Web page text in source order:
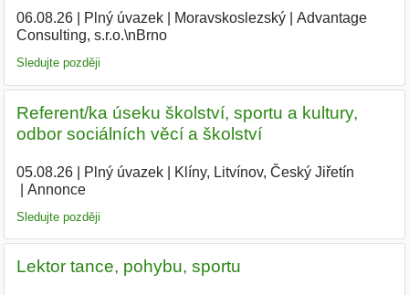
06.08.26| Plný úvazek| Moravskoslezský|
Advantage
Consulting, s.r.o.\nBrno
Sledujte později
Referent/ka úseku školství, sportu a kultury,
odbor sociálních věcí a školství
05.08.26| Plný úvazek| Klíny, Litvínov, Český Jiřetín
Annonce
Sledujte později
Lektor tance, pohybu, sportu